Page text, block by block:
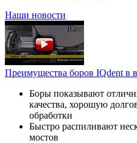
Наши новости
Преимущества боров IQdent в
Боры показывают
качества, хорошую
обработки
Быстро распиливают
мостов